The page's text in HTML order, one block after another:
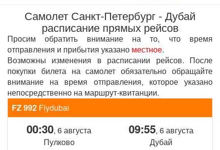
Самолет Санкт-Петербург - Дубай
расписание прямых рейсов
Просим обратить внимание на то, что время
отправления и прибытия указано местное.
Возможны изменения в расписании рейсов. После
покупки билета на самолет обязательно обращайте
внимание на время отправления, которое указано
непосредственно на маршрут-квитанции.
FZ 992 Flydubai
00:30, 6 августа
Пулково
09:55, 6 августа
Дубай